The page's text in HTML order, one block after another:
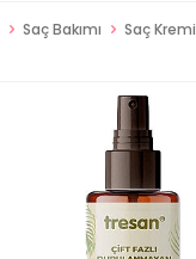
Saç Bakımı Saç Kremi